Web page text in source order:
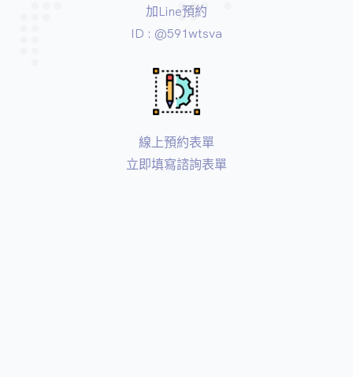
加Line預約
ID : @591wtsva
線上預約表單
立即填寫諮詢表單